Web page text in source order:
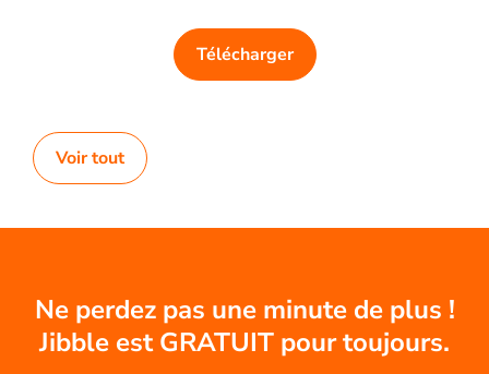
Télécharger
Voir tout
Ne perdez pas une minute de plus !
Jibble est GRATUIT pour toujours.